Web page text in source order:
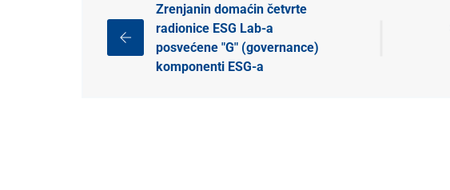
Zrenjanin domaćin četvrte
radionice ESG Lab-a
posvećene "G" (governance)
komponenti ESG-a